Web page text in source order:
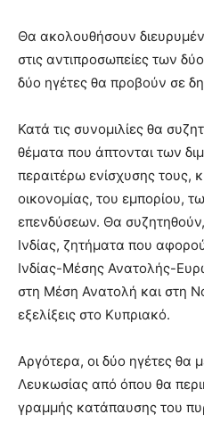
Θα ακολουθήσουν
στις αντιπροσωπείες των
δύο ηγέτες θα προβούν σε
Κατά τις συνομιλίες θα
θέματα που άπτονται των
περαιτέρω ενίσχυσης τους,
οικονομίας, του εμπορίου,
επενδύσεων. Θα συζητηθούν,
Ινδίας, ζητήματα που
Ινδίας-Μέσης Ανατολής-
στη Μέση Ανατολή και στη
εξελίξεις στο Κυπριακό.
Αργότερα, οι δύο ηγέτες θα
Λευκωσίας από όπου θα
γραμμής κατάπαυσης του